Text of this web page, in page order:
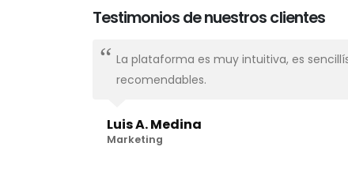
Testimonios de nuestros clientes
La plataforma es muy intuitiva, es
recomendables.
Luis A. Medina
Marketing